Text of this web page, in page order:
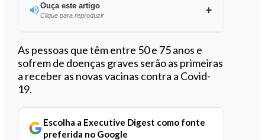
Ouça este artigo
Clique para reproduzir
Ouvir este artigo
As pessoas que têm entre 50 e 75 anos e
sofrem de doenças graves serão as primeiras
a receber as novas vacinas contra a Covid-
19.
Escolha a Executive Digest como fonte
preferida no Google